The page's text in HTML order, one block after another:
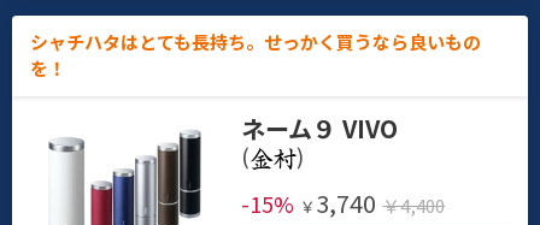
シャチハタはとても長持ち。せっかく買うなら良いもの
を！
ネーム９ VIVO
(
)
-15% ￥ 3,740 ￥4,400